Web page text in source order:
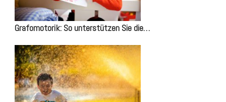
Grafomotorik: So unterstützen Sie die…